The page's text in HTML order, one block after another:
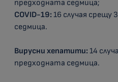
предходната седмица;
COVID-19:16 случая срещу
седмица.
Вирусни хепатити:14
предходната седмица.